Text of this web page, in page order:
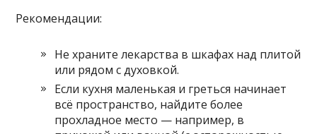
Рекомендации:
Не храните лекарства в шкафах над плитой
или рядом с духовкой.
Если кухня маленькая и греться начинает
всё пространство, найдите более
прохладное место — например, в